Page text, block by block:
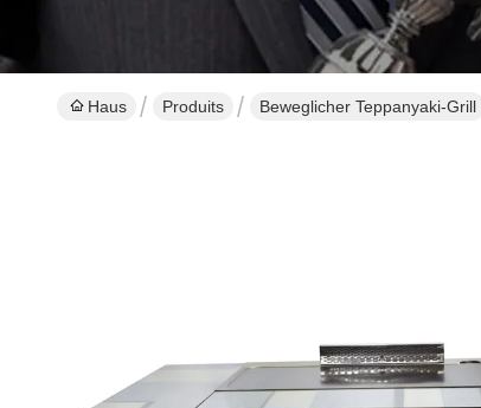
Haus Produits Beweglicher Teppanyaki-Grill